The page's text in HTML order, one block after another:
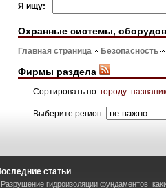
Я ищу:
Охранные системы,
Главная страница Безопасность
Фирмы раздела
Сортировать по: городу
Выберите регион:
статьи
Разрушение гидроизоляции фундаментов: